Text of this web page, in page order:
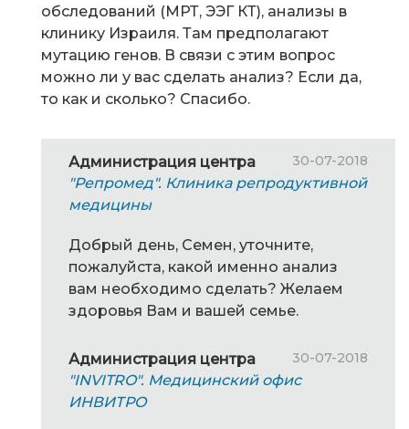
обследований (МРТ, ЭЭГ КТ), анализы в
клинику Израиля. Там предполагают
мутацию генов. В связи с этим вопрос
можно ли у вас сделать анализ? Если да,
то как и сколько? Спасибо.
Администрация центра 30-07-2018
"Репромед". Клиника репродуктивной
медицины
Добрый день, Семен, уточните,
пожалуйста, какой именно анализ
вам необходимо сделать? Желаем
здоровья Вам и вашей семье.
Администрация центра 30-07-2018
"INVITRO". Медицинский офис
ИНВИТРО